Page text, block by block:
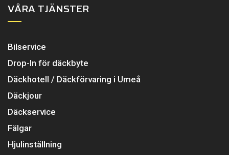
VÅRA TJÄNSTER
Bilservice
Drop-In för däckbyte
Däckhotell / Däckförvaring i Umeå
Däckjour
Däckservice
Fälgar
Hjulinställning